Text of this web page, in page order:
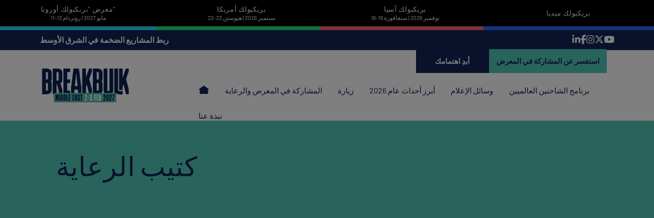
معرض "بريكبولك أوروبا"
11-13 مايو 2027 | روتردام
بريكبولك أمريكا
22-23 سبتمبر 2026 | هيوستن
بريكبولك آسيا
18-19 نوفمبر 2026 | سنغافورة
بريكبولك ميديا
ربط المشاريع الضخمة في الشرق الأوسط
أبدِ اهتمامك استفسر عن المشاركة في المعرض
المشاركة في المعرض والرعاية زيارة أبرز أحداث عام 2026 وسائل الإعلام برنامج الشاحنين العالميين
نبذة عنا
كتيب الرعاية